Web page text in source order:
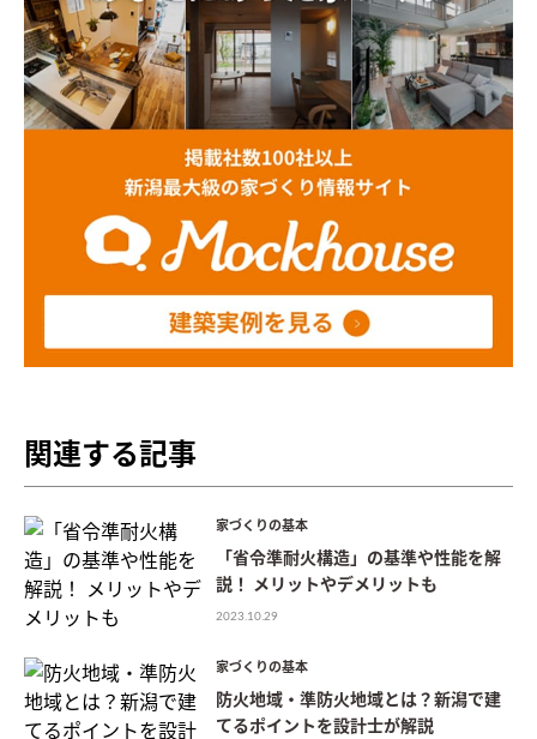
関連する記事
家づくりの基本
「省令準耐火構造」の基準や性能を解
説！ メリットやデメリットも
2023.10.29
家づくりの基本
防火地域・準防火地域とは？新潟で建
てるポイントを設計士が解説